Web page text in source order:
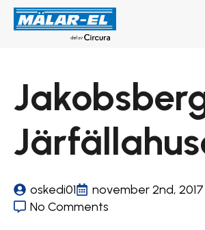
oskedi01
november 2nd, 2017
No Comments